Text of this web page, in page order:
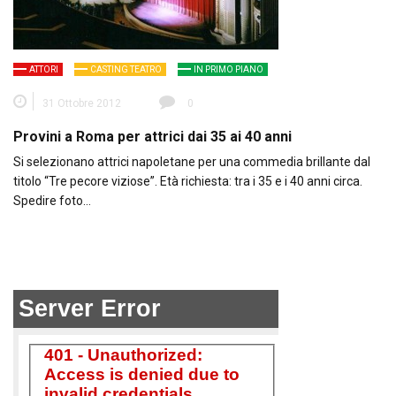
ATTORI CASTING TEATRO IN PRIMO PIANO
31 Ottobre 2012 0
Provini a Roma per attrici dai 35 ai 40 anni
Si selezionano attrici napoletane per una commedia brillante dal
titolo “Tre pecore viziose”. Età richiesta: tra i 35 e i 40 anni circa.
Spedire foto…